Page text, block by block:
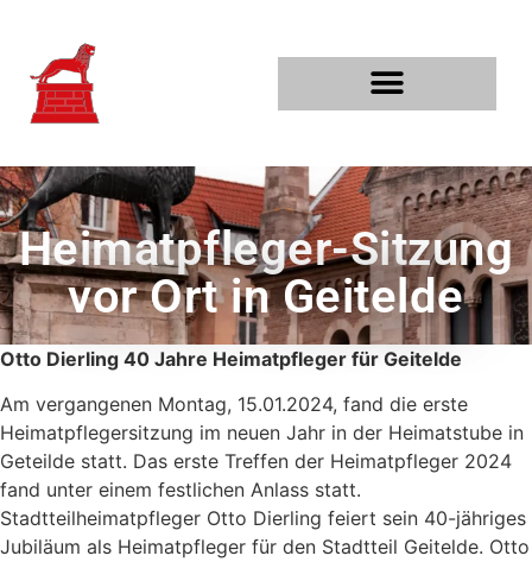
Heimatpfleger-Sitzung
vor Ort in Geitelde
Otto Dierling 40 Jahre Heimatpfleger für Geitelde
Am vergangenen Montag, 15.01.2024, fand die erste
Heimatpflegersitzung im neuen Jahr in der Heimatstube in
Geteilde statt. Das erste Treffen der Heimatpfleger 2024
fand unter einem festlichen Anlass statt.
Stadtteilheimatpfleger Otto Dierling feiert sein 40-jähriges
Jubiläum als Heimatpfleger für den Stadtteil Geitelde. Otto